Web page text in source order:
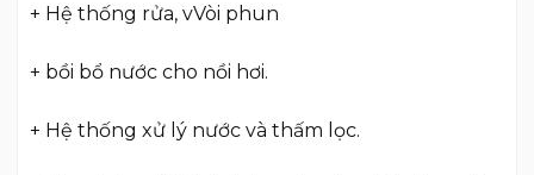
+ Hệ thống rửa, vVòi phun
+ bồi bổ nước cho nồi hơi.
+ Hệ thống xử lý nước và thấm lọc.